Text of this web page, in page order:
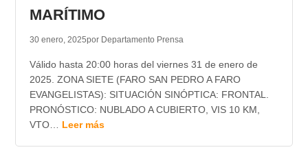
MARÍTIMO
30 enero, 2025por Departamento Prensa
Válido hasta 20:00 horas del viernes 31 de enero de
2025. ZONA SIETE (FARO SAN PEDRO A FARO
EVANGELISTAS): SITUACIÓN SINÓPTICA: FRONTAL.
PRONÓSTICO: NUBLADO A CUBIERTO, VIS 10 KM,
VTO… Leer más